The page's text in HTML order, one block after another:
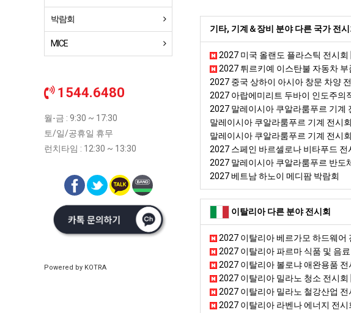
기타, 기계＆장비 분야 다른 국가 전시
2027 미국 올랜도 플라스틱 전시회
2027 튀르키예 이스탄불 자동차 부
2027 중국 상하이 아시아 창문 차양
2027 아랍에미리트 두바이 인도주의
2027 말레이시아 쿠알라룸푸르 기계
말레이시아 쿠알라룸푸르 기계 전시회
말레이시아 쿠알라룸푸르 기계 전시회
2027 스페인 바르셀로나 비타푸드 전
2027 말레이시아 쿠알라룸푸르 반도
2027 베트남 하노이 메디팜 박람회
이탈리아 다른 분야 전시회
2027 이탈리아 베르가모 하드웨어
2027 이탈리아 파르마 식품 및 음료
2027 이탈리아 볼로냐 애완용품 전
2027 이탈리아 밀라노 청소 전시회
2027 이탈리아 밀라노 철강산업 전
2027 이탈리아 라벤나 에너지 전시
박람회
MICE
1544.6480
월-금 : 9:30 ~ 17:30
토/일/공휴일 휴무
런치타임 : 12:30 ~ 13:30
Powered by KOTRA